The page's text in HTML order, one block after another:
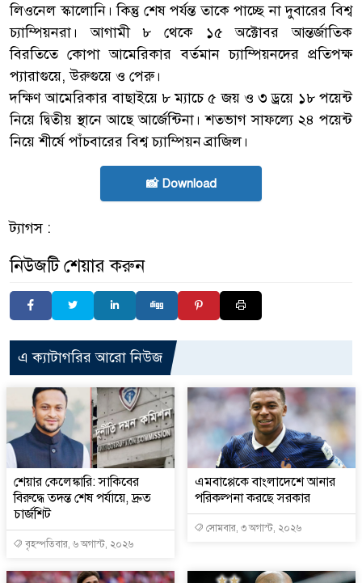
লিওনেল স্কালোনি। কিন্তু শেষ পর্যন্ত তাকে পাচ্ছে না দুবারের বিশ্ব
চ্যাম্পিয়নরা। আগামী ৮ থেকে ১৫ অক্টোবর আন্তর্জাতিক
বিরতিতে কোপা আমেরিকার বর্তমান চ্যাম্পিয়নদের প্রতিপক্ষ
প্যারাগুয়ে, উরুগুয়ে ও পেরু।
দক্ষিণ আমেরিকার বাছাইয়ে ৮ ম্যাচে ৫ জয় ও ৩ ড্রয়ে ১৮ পয়েন্ট
নিয়ে দ্বিতীয় স্থানে আছে আর্জেন্টিনা। শতভাগ সাফল্যে ২৪ পয়েন্ট
নিয়ে শীর্ষে পাঁচবারের বিশ্ব চ্যাম্পিয়ন ব্রাজিল।
📸 Download
ট্যাগস :
নিউজটি শেয়ার করুন
এ ক্যাটাগরির আরো নিউজ
শেয়ার কেলেঙ্কারি: সাকিবের
বিরুদ্ধে তদন্ত শেষ পর্যায়ে, দ্রুত
চার্জশিট
বৃহস্পতিবার, ৬ অগাস্ট, ২০২৬
এমবাপ্পেকে বাংলাদেশে আনার
পরিকল্পনা করছে সরকার
সোমবার, ৩ অগাস্ট, ২০২৬